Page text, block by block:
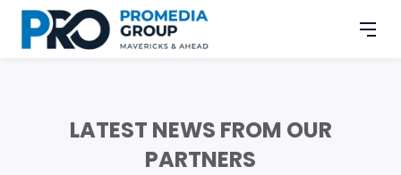
LATEST NEWS FROM OUR
PARTNERS